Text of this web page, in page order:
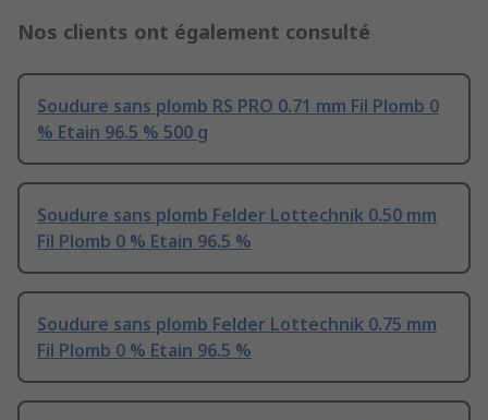
Nos clients ont également consulté
Soudure sans plomb RS PRO 0.71 mm Fil Plomb 0
% Etain 96.5 % 500 g
Soudure sans plomb Felder Lottechnik 0.50 mm
Fil Plomb 0 % Etain 96.5 %
Soudure sans plomb Felder Lottechnik 0.75 mm
Fil Plomb 0 % Etain 96.5 %